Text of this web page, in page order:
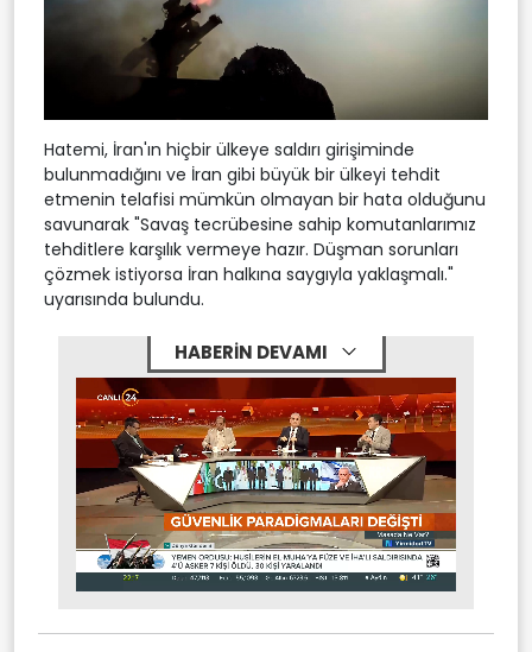
Hatemi, İran'ın hiçbir ülkeye saldırı girişiminde
bulunmadığını ve İran gibi büyük bir ülkeyi tehdit
etmenin telafisi mümkün olmayan bir hata olduğunu
savunarak "Savaş tecrübesine sahip komutanlarımız
tehditlere karşılık vermeye hazır. Düşman sorunları
çözmek istiyorsa İran halkına saygıyla yaklaşmalı."
uyarısında bulundu.
HABERİN DEVAMI
Mute Stream